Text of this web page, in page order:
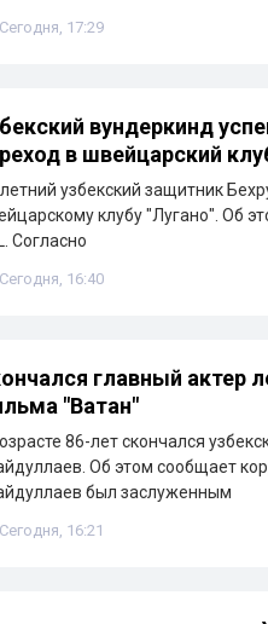
Сегодня, 17:29
вундеркинд
в швейцарский
узбекский защитник
клубу "Лугано". Об
Согласно
Сегодня, 16:40
главный актер
"Ватан"
86-лет скончался
Об этом сообщает
был заслуженным
Сегодня, 16:21